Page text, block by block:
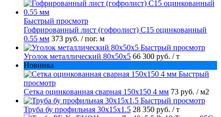
Быстрый просмотр
Гофрированный лист (гофролист) С15 оцинкованный
0.55 мм 373 руб. / пог. м
Быстрый просмотр
Уголок металлический 80х50х5 66 300 руб. / т
Новинка
Быстрый
просмотр
Сетка оцинкованная сварная 150х150 4 мм 73 руб. / м2
Быстрый просмотр
Труба бу профильная 30х15х1.5 28 350 руб. / т